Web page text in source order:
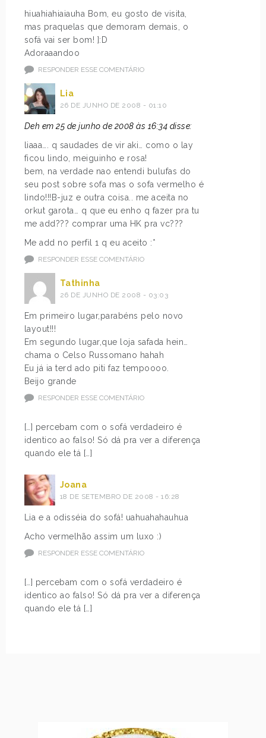
hiuahiahiaiauha Bom, eu gosto de visita,
mas praquelas que demoram demais, o
sofá vai ser bom! ]:D
Adoraaandoo
RESPONDER ESSE COMENTÁRIO
Lia
26 DE JUNHO DE 2008 - 01:10
Deh em 25 de junho de 2008 às 16:34 disse:
liaaa…. q saudades de vir aki… como o lay
ficou lindo, meiguinho e rosa!
bem, na verdade nao entendi bulufas do
seu post sobre sofa mas o sofa vermelho é
lindo!!!B-juz e outra coisa.. me aceita no
orkut garota… q que eu enho q fazer pra tu
me add??? comprar uma HK pra vc???
Me add no perfil 1 q eu aceito :*
RESPONDER ESSE COMENTÁRIO
Tathinha
26 DE JUNHO DE 2008 - 03:03
Em primeiro lugar,parabéns pelo novo
layout!!!
Em segundo lugar,que loja safada hein…
chama o Celso Russomano hahah
Eu já ia terd ado piti faz tempoooo.
Beijo grande
RESPONDER ESSE COMENTÁRIO
[…] percebam com o sofá verdadeiro é
identico ao falso! Só dá pra ver a diferença
quando ele tá […]
Joana
18 DE SETEMBRO DE 2008 - 16:28
Lia e a odisséia do sofá! uahuahahauhua
Acho vermelhão assim um luxo :)
RESPONDER ESSE COMENTÁRIO
[…] percebam com o sofá verdadeiro é
identico ao falso! Só dá pra ver a diferença
quando ele tá […]